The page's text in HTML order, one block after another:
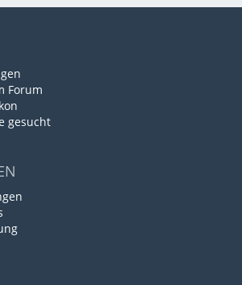
Forum
gesucht